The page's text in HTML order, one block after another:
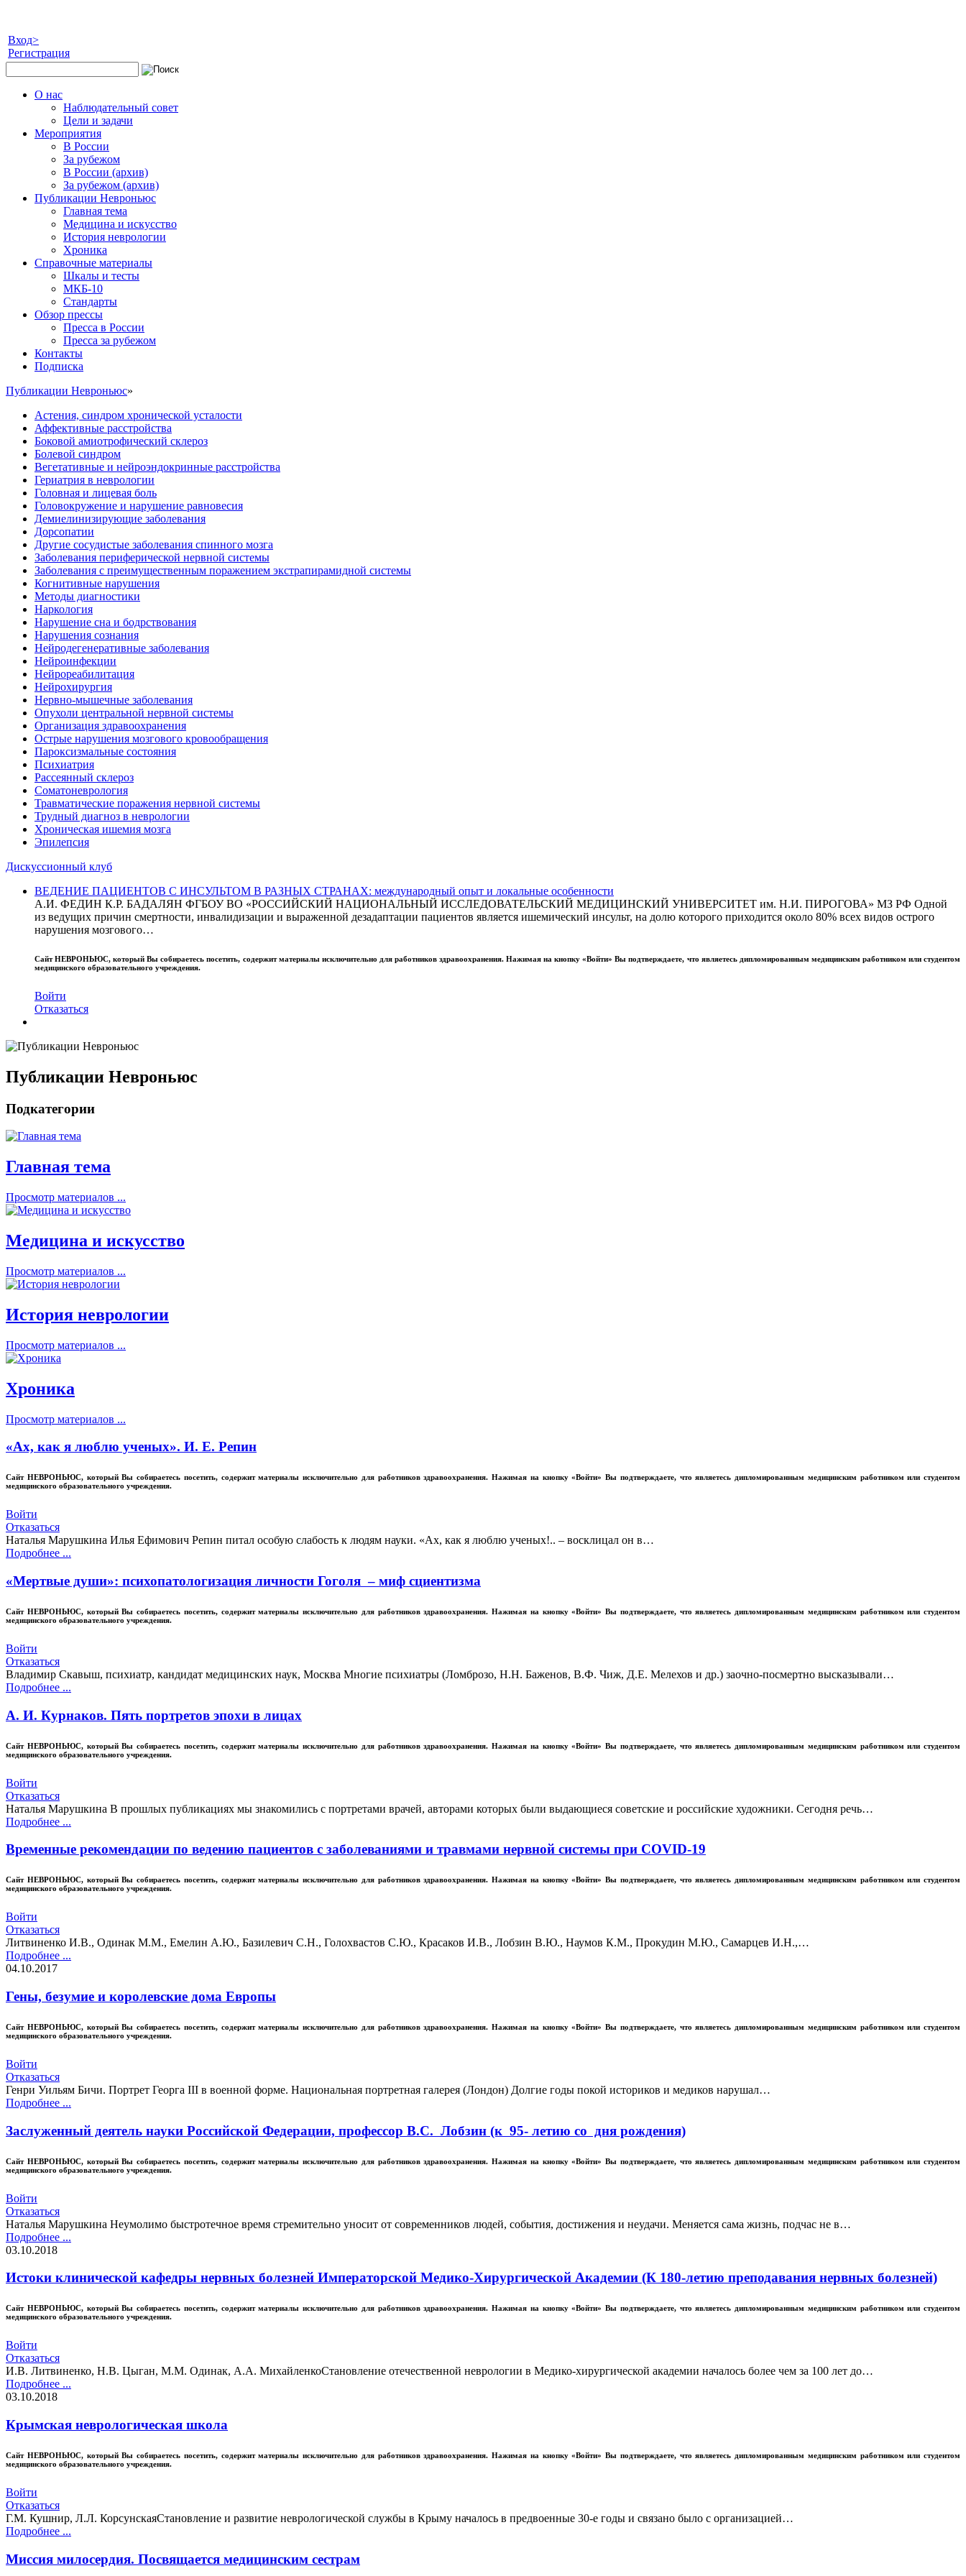
Вход>
Регистрация
О нас
Наблюдательный совет
Цели и задачи
Мероприятия
В России
За рубежом
В России (архив)
За рубежом (архив)
Публикации Невроньюс
Главная тема
Медицина и искусство
История неврологии
Хроника
Справочные материалы
Шкалы и тесты
МКБ-10
Стандарты
Обзор прессы
Пресса в России
Пресса за рубежом
Контакты
Подписка
Публикации Невроньюс»
Астения, синдром хронической усталости
Аффективные расстройства
Боковой амиотрофический склероз
Болевой синдром
Вегетативные и нейроэндокринные расстройства
Гериатрия в неврологии
Головная и лицевая боль
Головокружение и нарушение равновесия
Демиелинизирующие заболевания
Дорсопатии
Другие сосудистые заболевания спинного мозга
Заболевания периферической нервной системы
Заболевания с преимущественным поражением экстрапирамидной системы
Когнитивные нарушения
Методы диагностики
Наркология
Нарушение сна и бодрствования
Нарушения сознания
Нейродегенеративные заболевания
Нейроинфекции
Нейрореабилитация
Нейрохирургия
Нервно-мышечные заболевания
Опухоли центральной нервной системы
Организация здравоохранения
Острые нарушения мозгового кровообращения
Пароксизмальные состояния
Психиатрия
Рассеянный склероз
Соматоневрология
Травматические поражения нервной системы
Трудный диагноз в неврологии
Хроническая ишемия мозга
Эпилепсия
Дискуссионный клуб
ВЕДЕНИЕ ПАЦИЕНТОВ С ИНСУЛЬТОМ В РАЗНЫХ СТРАНАХ: международный опыт и локальные особенности
А.И. ФЕДИН К.Р. БАДАЛЯН ФГБОУ ВО «РОССИЙСКИЙ НАЦИОНАЛЬНЫЙ ИССЛЕДОВАТЕЛЬСКИЙ МЕДИЦИНСКИЙ УНИВЕРСИТЕТ им. Н.И. ПИРОГОВА» МЗ РФ Одной
из ведущих причин смертности, инвалидизации и выраженной дезадаптации пациентов является ишемический инсульт, на долю которого приходится около 80% всех видов острого
нарушения мозгового…
СайтНЕВРОНЬЮС, который Вы собираетесь посетить, содержит материалы исключительно для работников здравоохранения. Нажимая на кнопку «Войти» Вы подтверждаете, что являетесь дипломированным медицинским работником или студентом
медицинского образовательного учреждения.
Войти
Отказаться
Публикации Невроньюс
Подкатегории
Главная тема
Просмотр материалов ...
Медицина и искусство
Просмотр материалов ...
История неврологии
Просмотр материалов ...
Хроника
Просмотр материалов ...
«Ах, как я люблю ученых». И. Е. Репин
Сайт НЕВРОНЬЮС, который Вы собираетесь посетить, содержит материалы исключительно для работников здравоохранения. Нажимая на кнопку «Войти» Вы подтверждаете, что являетесь дипломированным медицинским работником или студентом
медицинского образовательного учреждения.
Войти
Отказаться
Наталья Марушкина Илья Ефимович Репин питал особую слабость к людям науки. «Ах, как я люблю ученых!.. – восклицал он в…
Подробнее ...
«Мертвые души»: психопатологизация личности Гоголя – миф сциентизма
Сайт НЕВРОНЬЮС, который Вы собираетесь посетить, содержит материалы исключительно для работников здравоохранения. Нажимая на кнопку «Войти» Вы подтверждаете, что являетесь дипломированным медицинским работником или студентом
медицинского образовательного учреждения.
Войти
Отказаться
Владимир Скавыш, психиатр, кандидат медицинских наук, Москва Многие психиатры (Ломброзо, Н.Н. Баженов, В.Ф. Чиж, Д.Е. Мелехов и др.) заочно-посмертно высказывали…
Подробнее ...
А. И. Курнаков. Пять портретов эпохи в лицах
Сайт НЕВРОНЬЮС, который Вы собираетесь посетить, содержит материалы исключительно для работников здравоохранения. Нажимая на кнопку «Войти» Вы подтверждаете, что являетесь дипломированным медицинским работником или студентом
медицинского образовательного учреждения.
Войти
Отказаться
Наталья Марушкина В прошлых публикациях мы знакомились с портретами врачей, авторами которых были выдающиеся советские и российские художники. Сегодня речь…
Подробнее ...
Временные рекомендации по ведению пациентов с заболеваниями и травмами нервной системы при COVID-19
Сайт НЕВРОНЬЮС, который Вы собираетесь посетить, содержит материалы исключительно для работников здравоохранения. Нажимая на кнопку «Войти» Вы подтверждаете, что являетесь дипломированным медицинским работником или студентом
медицинского образовательного учреждения.
Войти
Отказаться
Литвиненко И.В., Одинак М.М., Емелин А.Ю., Базилевич С.Н., Голохвастов С.Ю., Красаков И.В., Лобзин В.Ю., Наумов К.М., Прокудин М.Ю., Самарцев И.Н.,…
Подробнее ...
04.10.2017
Гены, безумие и королевские дома Европы
Сайт НЕВРОНЬЮС, который Вы собираетесь посетить, содержит материалы исключительно для работников здравоохранения. Нажимая на кнопку «Войти» Вы подтверждаете, что являетесь дипломированным медицинским работником или студентом
медицинского образовательного учреждения.
Войти
Отказаться
Генри Уильям Бичи. Портрет Георга III в военной форме. Национальная портретная галерея (Лондон) Долгие годы покой историков и медиков нарушал…
Подробнее ...
Заслуженный деятель науки Российской Федерации, профессор В.С. Лобзин (к 95‑ летию со дня рождения)
Сайт НЕВРОНЬЮС, который Вы собираетесь посетить, содержит материалы исключительно для работников здравоохранения. Нажимая на кнопку «Войти» Вы подтверждаете, что являетесь дипломированным медицинским работником или студентом
медицинского образовательного учреждения.
Войти
Отказаться
Наталья Марушкина Неумолимо быстротечное время стремительно уносит от современников людей, события, достижения и неудачи. Меняется сама жизнь, подчас не в…
Подробнее ...
03.10.2018
Истоки клинической кафедры нервных болезней Императорской Медико-Хирургической Академии (К 180-летию преподавания нервных болезней)
Сайт НЕВРОНЬЮС, который Вы собираетесь посетить, содержит материалы исключительно для работников здравоохранения. Нажимая на кнопку «Войти» Вы подтверждаете, что являетесь дипломированным медицинским работником или студентом
медицинского образовательного учреждения.
Войти
Отказаться
И.В. Литвиненко, Н.В. Цыган, М.М. Одинак, А.А. МихайленкоСтановление отечественной неврологии в Медико-хирургической академии началось более чем за 100 лет до…
Подробнее ...
03.10.2018
Крымская неврологическая школа
Сайт НЕВРОНЬЮС, который Вы собираетесь посетить, содержит материалы исключительно для работников здравоохранения. Нажимая на кнопку «Войти» Вы подтверждаете, что являетесь дипломированным медицинским работником или студентом
медицинского образовательного учреждения.
Войти
Отказаться
Г.М. Кушнир, Л.Л. КорсунскаяСтановление и развитие неврологической службы в Крыму началось в предвоенные 30‑е годы и связано было с организацией…
Подробнее ...
Миссия милосердия. Посвящается медицинским сестрам